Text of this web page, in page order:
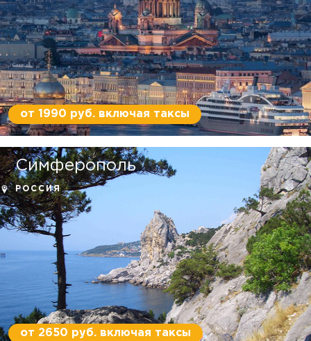
от 1990 руб. включая таксы
Симферополь
РОССИЯ
от 2650 руб. включая таксы